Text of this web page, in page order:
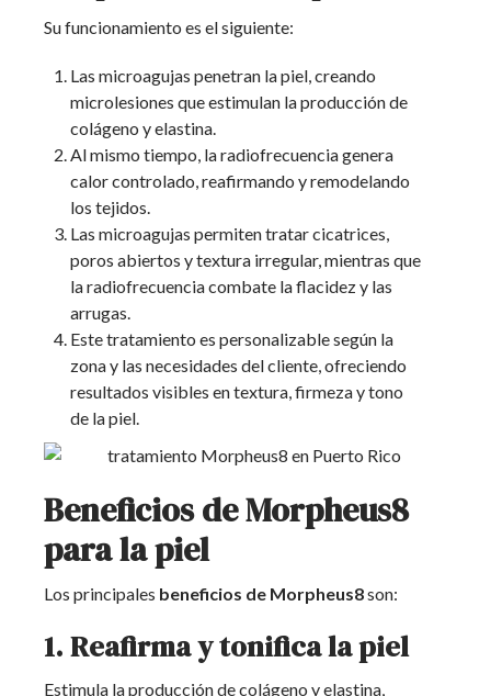
Su funcionamiento es el siguiente:
Las microagujas penetran la piel, creando
microlesiones que estimulan la producción de
colágeno y elastina.
Al mismo tiempo, la radiofrecuencia genera
calor controlado, reafirmando y remodelando
los tejidos.
Las microagujas permiten tratar cicatrices,
poros abiertos y textura irregular, mientras que
la radiofrecuencia combate la flacidez y las
arrugas.
Este tratamiento es personalizable según la
zona y las necesidades del cliente, ofreciendo
resultados visibles en textura, firmeza y tono
de la piel.
Beneficios de Morpheus8
para la piel
Los principales beneficios de Morpheus8son:
1. Reafirma y tonifica la piel
Estimula la producción de colágeno y elastina,